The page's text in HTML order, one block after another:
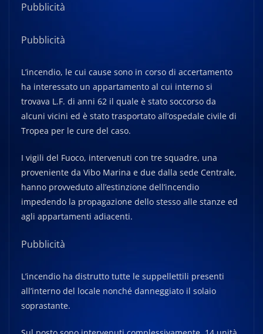
Pubblicità
Pubblicità
L’incendio, le cui cause sono in corso di accertamento
ha interessato un appartamento al cui interno si
trovava L.F. di anni 62 il quale è stato soccorso da
alcuni vicini ed è stato trasportato all’ospedale civile di
Tropea per le cure del caso.
I vigili del Fuoco, intervenuti con tre squadre, una
proveniente da Vibo Marina e due dalla sede Centrale,
hanno provveduto all’estinzione dell’incendio
impedendo la propagazione dello stesso alle stanze ed
agli appartamenti adiacenti.
Pubblicità
L’incendio ha distrutto tutte le suppellettili presenti
all’interno del locale nonché danneggiato il solaio
soprastante.